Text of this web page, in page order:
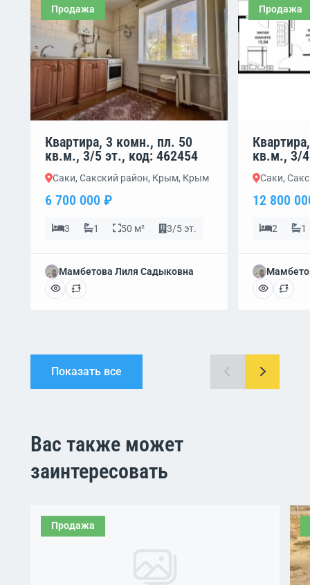
Продажа
Квартира, 3 комн., пл. 50
кв.м., 3/5 эт., код: 462454
Саки, Сакский район, Крым, Крым
6 700 000 ₽
3 1 50 м² 3/5 эт.
Мамбетова Лиля Садыковна
Продажа
кв.м., 3/
Саки,
12 800
2 1
Показать все
Вас также может
заинтересовать
Продажа